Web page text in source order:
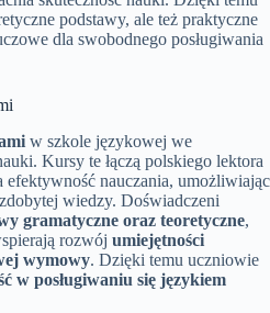
podstawy, ale też praktyczne
dla swobodnego posługiwania
w szkole językowej we
Kursy te łączą polskiego lektora
efektywność nauczania, umożliwiając
wiedzy. Doświadczeni
gramatyczne oraz teoretyczne,
rozwój umiejętności
wymowy. Dzięki temu uczniowie
w posługiwaniu się językiem